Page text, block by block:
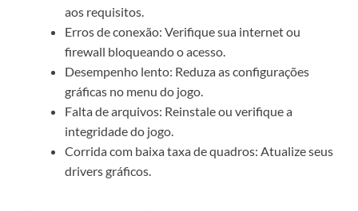
aos requisitos.
Erros de conexão: Verifique sua internet ou
firewall bloqueando o acesso.
Desempenho lento: Reduza as configurações
gráficas no menu do jogo.
Falta de arquivos: Reinstale ou verifique a
integridade do jogo.
Corrida com baixa taxa de quadros: Atualize seus
drivers gráficos.